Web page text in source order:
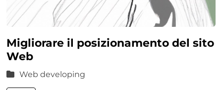
Migliorare il posizionamento del sito
Web
Web developing